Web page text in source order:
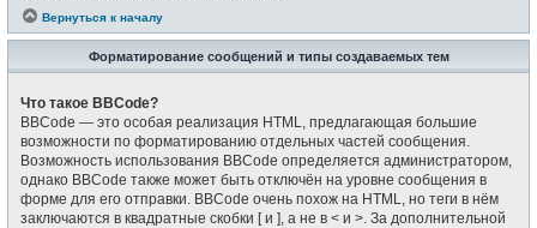
Вернуться к началу
Форматирование сообщений и типы создаваемых тем
Что такое BBCode?
BBCode — это особая реализация HTML, предлагающая большие
возможности по форматированию отдельных частей сообщения.
Возможность использования BBCode определяется администратором,
однако BBCode также может быть отключён на уровне сообщения в
форме для его отправки. BBCode очень похож на HTML, но теги в нём
заключаются в квадратные скобки [ и ], а не в < и >. За дополнительной